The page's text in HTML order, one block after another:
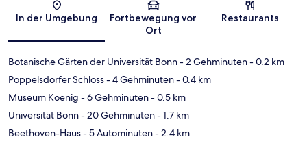
Karte
In der Umgebung
Fortbewegung vor
Ort
Restaurants
Botanische Gärten der Universität Bonn- 2 Gehminuten- 0.2 km
Poppelsdorfer Schloss- 4 Gehminuten- 0.4 km
Museum Koenig - 6 Gehminuten- 0.5 km
Universität Bonn- 20 Gehminuten- 1.7 km
Beethoven-Haus- 5 Autominuten- 2.4 km